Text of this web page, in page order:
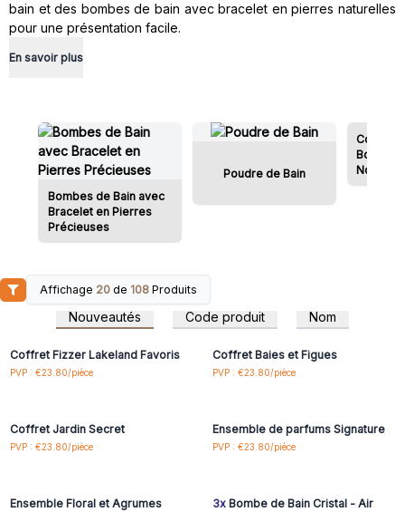
bain et des bombes de bain avec bracelet en pierres naturelles
pour une présentation facile.
En savoir plus
Bombes de Bain avec
Bracelet en Pierres
Précieuses
Poudre de Bain
Coffret
Bombes
Noël
Affichage 20 de 108 Produits
Nouveautés Code produit Nom
Connectez-vous ou
inscrivez-vous pour
accéder aux prix de gros
Coffret Fizzer Lakeland Favoris
PVP : €23.80/pièce
inscrivez-vous pour
accéder aux prix de gros
Coffret Baies et Figues
PVP : €23.80/pièce
Connectez-vous ou
Coffret Jardin Secret
PVP : €23.80/pièce
Connectez-vous ou
Ensemble de parfums Signature
PVP : €23.80/pièce
Connectez-vous ou
Ensemble Floral et Agrumes
Connectez-vous ou
3xBombe de Bain Cristal - Air